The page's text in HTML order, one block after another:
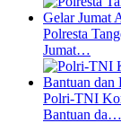
Polresta
Jumat…
Polri-TNI
Bantuan da…